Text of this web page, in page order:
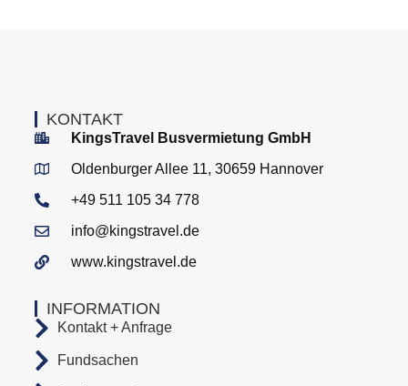
INFORMATION
Kontakt + Anfrage
Fundsachen
KONTAKT
KingsTravel Busvermietung GmbH
Oldenburger Allee 11, 30659 Hannover
+49 511 105 34 778
info@kingstravel.de
www.kingstravel.de